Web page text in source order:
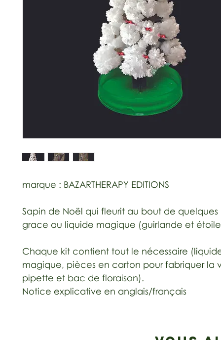
marque : BAZARTHERAPY EDITIONS
Sapin de Noël qui fleurit au bout de quelques
grace au liquide magique (guirlande et
Chaque kit contient tout le nécessaire
magique, pièces en carton pour fabriquer la
pipette et bac de floraison).
Notice explicative en anglais/français